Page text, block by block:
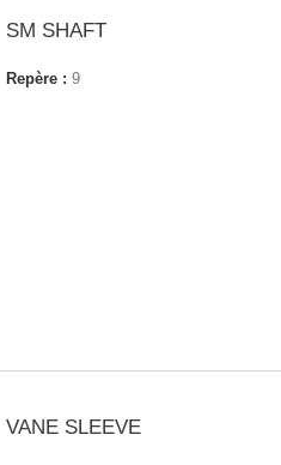
SM SHAFT
Repère : 9
VANE SLEEVE